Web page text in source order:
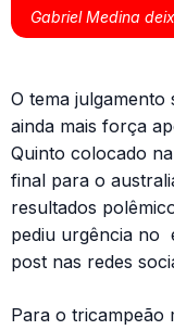
Gabriel Medina
O tema
ainda mais força
Quinto colocado
final para o
resultados
pediu urgência no
post nas redes
Para o tricampeão